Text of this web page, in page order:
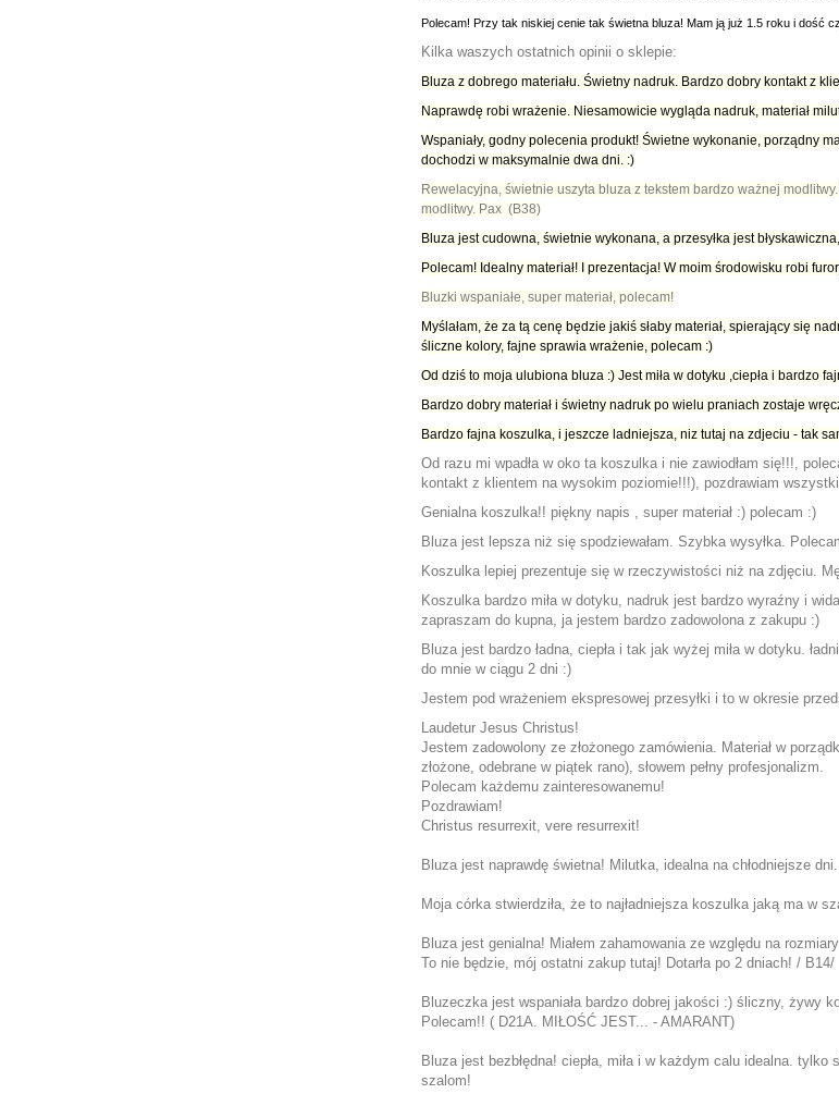
Polecam! Przy tak niskiej cenie tak świetna bluza! Mam ją już 1.5 roku i dość
Kilka waszych ostatnich opinii o sklepie:
Bluza z dobrego materiału. Świetny nadruk. Bardzo dobry kontakt z
Naprawdę robi wrażenie. Niesamowicie wygląda nadruk, materiał
Wspaniały, godny polecenia produkt! Świetne wykonanie, porządny
dochodzi w maksymalnie dwa dni. :)
Rewelacyjna, świetnie uszyta bluza z tekstem bardzo ważnej
modlitwy. Pax (B38)
Bluza jest cudowna, świetnie wykonana, a przesyłka jest
Polecam! Idealny materiał! I prezentacja! W moim środowisku robi
Bluzki wspaniałe, super materiał, polecam!
Myślałam, że za tą cenę będzie jakiś słaby materiał, spierający się
śliczne kolory, fajne sprawia wrażenie, polecam :)
Od dziś to moja ulubiona bluza :) Jest miła w dotyku ,ciepła i bardzo
Bardzo dobry materiał i świetny nadruk po wielu praniach zostaje
Bardzo fajna koszulka, i jeszcze ladniejsza, niz tutaj na zdjeciu - tak
Od razu mi wpadła w oko ta koszulka i nie zawiodłam się!!!,
kontakt z klientem na wysokim poziomie!!!), pozdrawiam
Genialna koszulka!! piękny napis , super materiał :) polecam :)
Bluza jest lepsza niż się spodziewałam. Szybka wysyłka.
Koszulka lepiej prezentuje się w rzeczywistości niż na zdjęciu.
Koszulka bardzo miła w dotyku, nadruk jest bardzo wyraźny i
zapraszam do kupna, ja jestem bardzo zadowolona z zakupu :)
Bluza jest bardzo ładna, ciepła i tak jak wyżej miła w dotyku.
do mnie w ciągu 2 dni :)
Jestem pod wrażeniem ekspresowej przesyłki i to w okresie
Laudetur Jesus Christus!
Jestem zadowolony ze złożonego zamówienia. Materiał w
złożone, odebrane w piątek rano), słowem pełny profesjonalizm.
Polecam każdemu zainteresowanemu!
Pozdrawiam!
Christus resurrexit, vere resurrexit!
Bluza jest naprawdę świetna! Milutka, idealna na chłodniejsze
Moja córka stwierdziła, że to najładniejsza koszulka jaką ma w
Bluza jest genialna! Miałem zahamowania ze względu na
To nie będzie, mój ostatni zakup tutaj! Dotarła po 2 dniach! / B14/
Bluzeczka jest wspaniała bardzo dobrej jakości :) śliczny, żywy
Polecam!! ( D21A. MIŁOŚĆ JEST... - AMARANT)
Bluza jest bezbłędna! ciepła, miła i w każdym calu idealna.
szalom!